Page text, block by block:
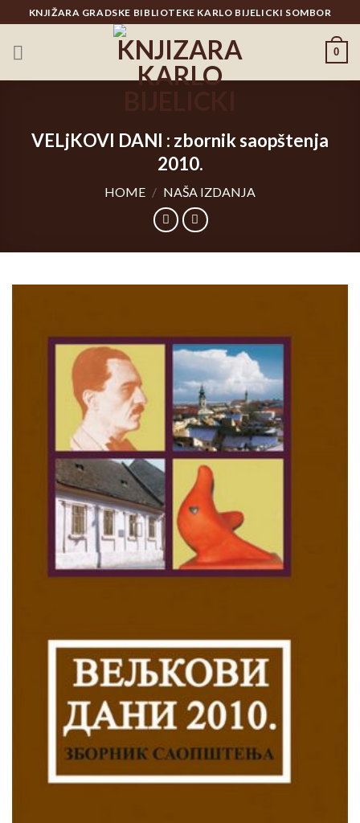
to
content
KNJIŽARA GRADSKE BIBLIOTEKE KARLO BIJELICKI SOMBOR
0
VELjKOVI DANI : zbornik saopštenja
2010.
HOME / NAŠA IZDANJA